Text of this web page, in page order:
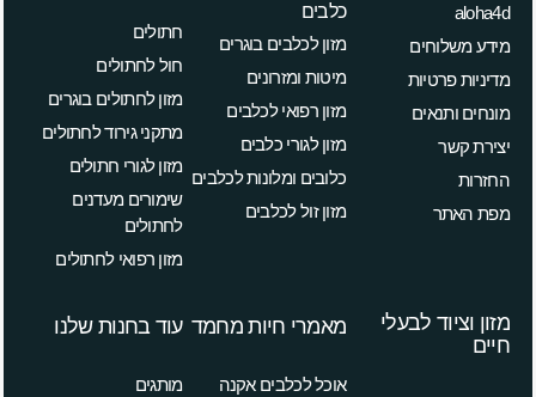
aloha4d
מידע משלוחים
מדיניות פרטיות
מונחים ותנאים
יצירת קשר
החזרות
מפת האתר
כלבים
מזון לכלבים בוגרים
מיטות ומזרונים
מזון רפואי לכלבים
מזון לגורי כלבים
כלובים ומלונות לכלבים
מזון זול לכלבים
חתולים
חול לחתולים
מזון לחתולים בוגרים
מתקני גירוד לחתולים
מזון לגורי חתולים
שימורים מעדנים
לחתולים
מזון רפואי לחתולים
מזון וציוד לבעלי
חיים
מאמרי חיות מחמד
אוכל לכלבים אקנה
עוד בחנות שלנו
מותגים